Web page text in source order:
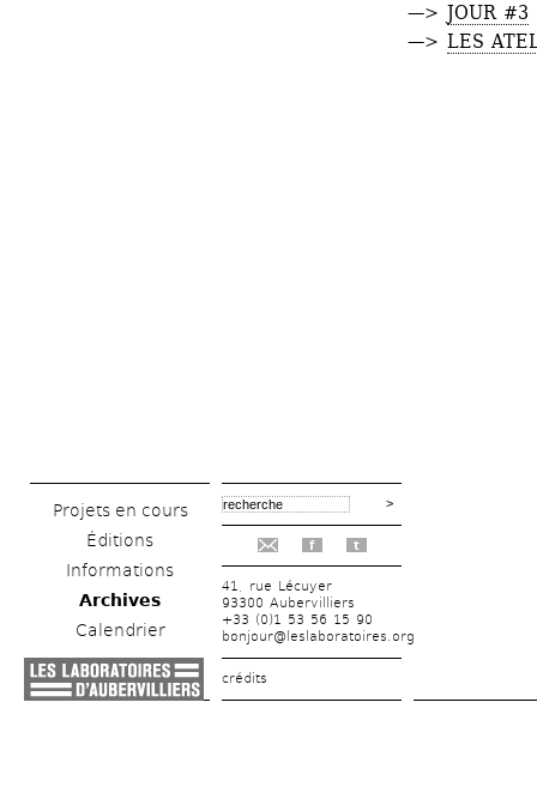
Projets en cours
Éditions
Informations
Archives
Calendrier
f t
41, rue Lécuyer
93300 Aubervilliers
+33 (0)1 53 56 15 90
bonjour@leslaboratoires.org
crédits
—> JOUR #3
—> LES